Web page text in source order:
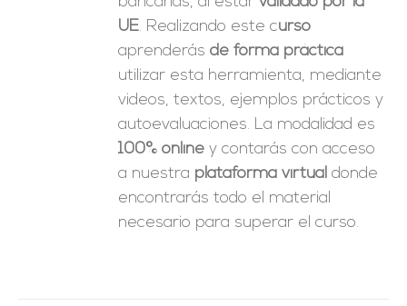
UE. Realizando este curso
aprenderásde forma práctica
utilizar esta herramienta, mediante
videos, textos, ejemplos prácticos y
autoevaluaciones. La modalidad es
100% online y contarás con acceso
a nuestra plataforma virtual donde
encontrarás todo el material
necesario para superar el curso.